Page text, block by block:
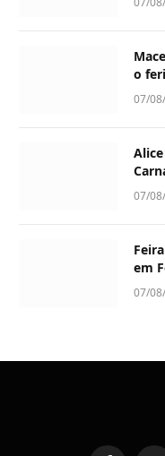
o
07/
07/
em
07/